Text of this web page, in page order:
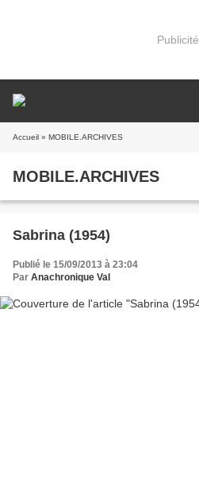
Publicité
Accueil » MOBILE.ARCHIVES
MOBILE.ARCHIVES
Sabrina (1954)
Publié le 15/09/2013 à 23:04
Par Anachronique Val